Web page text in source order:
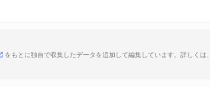
をもとに独自で収集したデータを追加して編集しています。詳しくは、